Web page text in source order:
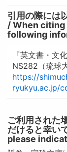
引用の際には
/ When citing
following
『英文書・文
NS282（琉球
https://
ryukyu.ac.jp/
ご利用された
だけると幸い
please